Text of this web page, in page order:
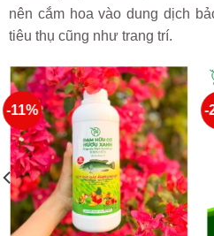
nên cắm hoa vào dung dịch
tiêu thụ cũng như trang trí.
-11% -